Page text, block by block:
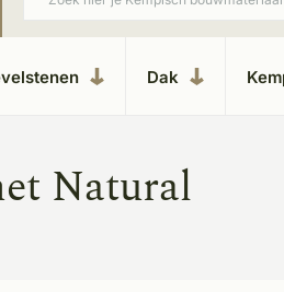
Dak
Natural